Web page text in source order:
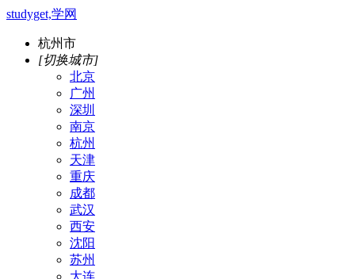
studyget,学网
杭州市
[切换城市]
北京
广州
深圳
南京
杭州
天津
重庆
成都
武汉
西安
沈阳
苏州
大连